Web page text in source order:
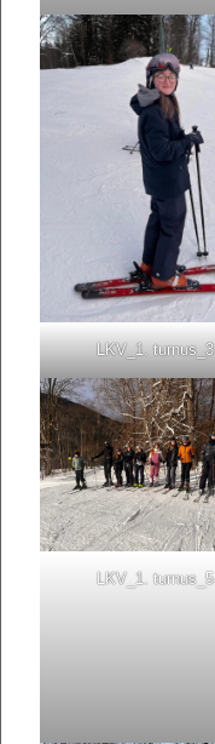
LKV_1. turnus_3
LKV_1. turnus_5